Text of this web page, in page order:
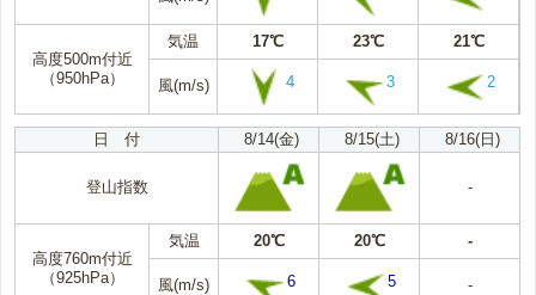
高度500m付近
（950hPa）
気温 17℃ 23℃ 21℃
風(m/s) 4 3 2
日 付 8/14(金) 8/15(土) 8/16(日)
登山指数 -
高度760m付近
（925hPa）
気温 20℃ 20℃ -
風(m/s) 6 5 -